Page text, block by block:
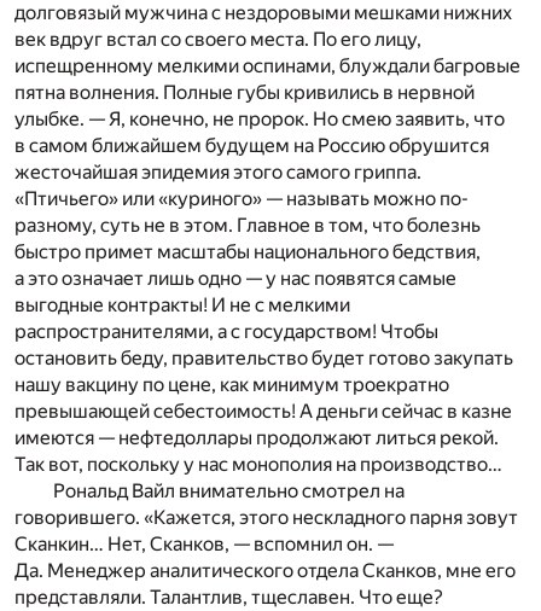
долговязый мужчина с нездоровыми мешками нижних
век вдруг встал со своего места. По его лицу,
испещренному мелкими оспинами, блуждали багровые
пятна волнения. Полные губы кривились в нервной
улыбке. — Я, конечно, не пророк. Но смею заявить, что
в самом ближайшем будущем на Россию обрушится
жесточайшая эпидемия этого самого гриппа.
«Птичьего» или «куриного» — называть можно по-
разному, суть не в этом. Главное в том, что болезнь
быстро примет масштабы национального бедствия,
а это означает лишь одно — у нас появятся самые
выгодные контракты! И не с мелкими
распространителями, а с государством! Чтобы
остановить беду, правительство будет готово закупать
нашу вакцину по цене, как минимум троекратно
превышающей себестоимость! А деньги сейчас в казне
имеются — нефтедоллары продолжают литься рекой.
Так вот, поскольку у нас монополия на производство…
Рональд Вайл внимательно смотрел на
говорившего. «Кажется, этого нескладного парня зовут
Сканкин… Нет, Сканков, — вспомнил он. —
Да. Менеджер аналитического отдела Сканков, мне его
представляли. Талантлив, тщеславен. Что еще?